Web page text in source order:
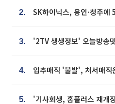
2.
3.
4. 입추매직 '불발', 처서매직
5. '기사회생, 홈플러스 재개